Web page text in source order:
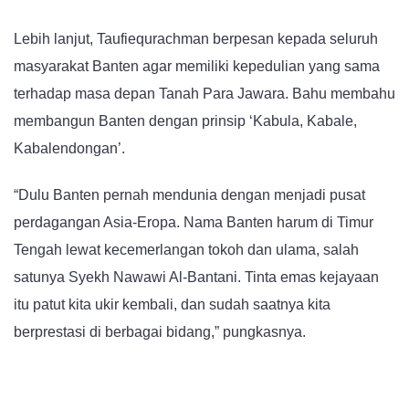
Lebih lanjut, Taufiequrachman berpesan kepada seluruh
masyarakat Banten agar memiliki kepedulian yang sama
terhadap masa depan Tanah Para Jawara. Bahu membahu
membangun Banten dengan prinsip ‘Kabula, Kabale,
Kabalendongan’.
“Dulu Banten pernah mendunia dengan menjadi pusat
perdagangan Asia-Eropa. Nama Banten harum di Timur
Tengah lewat kecemerlangan tokoh dan ulama, salah
satunya Syekh Nawawi Al-Bantani. Tinta emas kejayaan
itu patut kita ukir kembali, dan sudah saatnya kita
berprestasi di berbagai bidang,” pungkasnya.